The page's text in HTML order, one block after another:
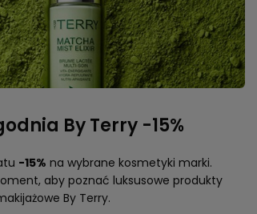
By Terry -15%
-15% na wybrane kosmetyki marki.
aby poznać luksusowe produkty
By Terry.